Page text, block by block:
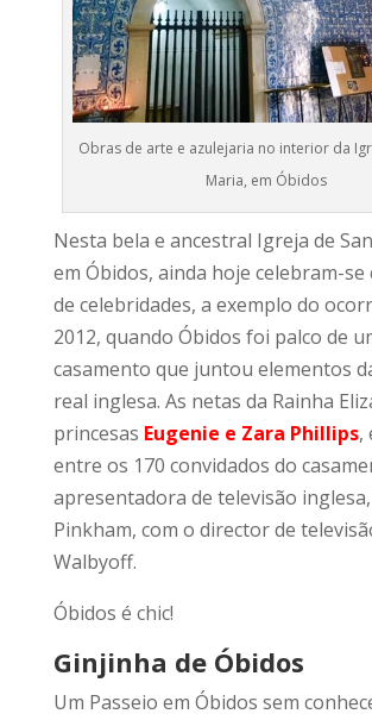
Obras de arte e azulejaria no interior da
Maria, em Óbidos
Nesta bela e ancestral Igreja de
em Óbidos, ainda hoje celebram-se
de celebridades, a exemplo do
2012, quando Óbidos foi palco de
casamento que juntou elementos
real inglesa. As netas da Rainha
princesas Eugenie e Zara Phillips,
entre os 170 convidados do
apresentadora de televisão
Pinkham, com o director de
Walbyoff.
Óbidos é chic!
Ginjinha de Óbidos
Um Passeio em Óbidos sem